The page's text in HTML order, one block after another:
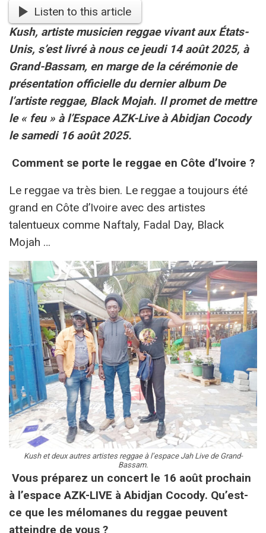
Listen to this article
Kush, artiste musicien reggae vivant aux États-
Unis, s’est livré à nous ce jeudi 14 août 2025, à
Grand-Bassam, en marge de la cérémonie de
présentation officielle du dernier album De
l’artiste reggae, Black Mojah. Il promet de mettre
le « feu » à l’Espace AZK-Live à Abidjan Cocody
le samedi 16 août 2025.
Comment se porte le reggae en Côte d’Ivoire ?
Le reggae va très bien. Le reggae a toujours été
grand en Côte d’Ivoire avec des artistes
talentueux comme Naftaly, Fadal Day, Black
Mojah …
Kush et deux autres artistes reggae à l’espace Jah Live de Grand-
Bassam.
Vous préparez un concert le 16 août prochain
à l’espace AZK-LIVE à Abidjan Cocody. Qu’est-
ce que les mélomanes du reggae peuvent
atteindre de vous ?